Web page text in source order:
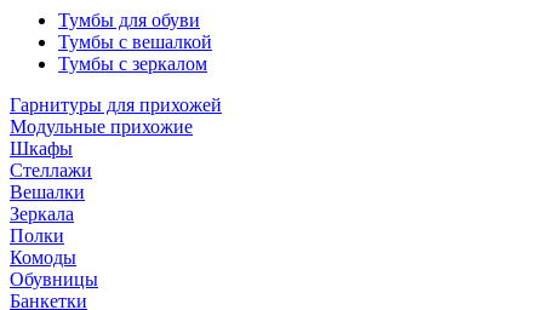
Тумбы для обуви
Тумбы с вешалкой
Тумбы с зеркалом
Гарнитуры для прихожей
Модульные прихожие
Шкафы
Стеллажи
Вешалки
Зеркала
Полки
Комоды
Обувницы
Банкетки